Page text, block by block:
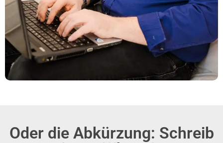
Oder die Abkürzung: Schreib